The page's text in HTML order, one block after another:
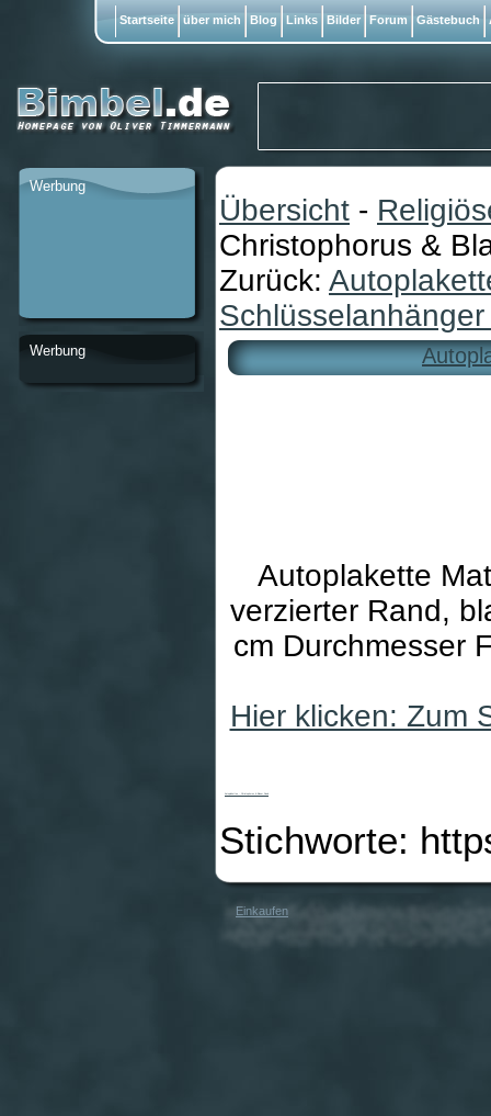
Übersicht -
Christophorus &
Zurück:
Autoplakette
verzierter Rand,
cm Durchmesser
Hier klicken: Zum
Stichworte:
Einkaufen
Werbung
Werbung
Startseite über mich Blog Links Bilder Forum Gästebuch